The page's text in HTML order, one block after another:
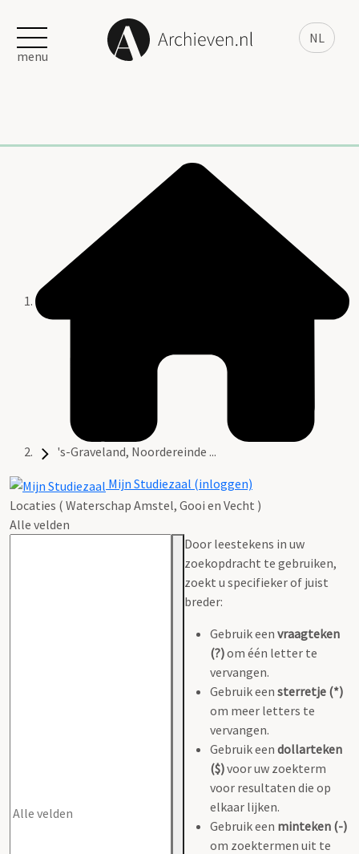
NL
menu
's-Graveland, Noordereinde ...
Mijn Studiezaal (inloggen)
Locaties ( Waterschap Amstel, Gooi en Vecht )
Alle velden
Door leestekens in uw
zoekopdracht te gebruiken,
zoekt u specifieker of juist
breder:
Gebruik een vraagteken
(?)om één letter te
vervangen.
Gebruik een sterretje (*)
om meer letters te
vervangen.
Gebruik een dollarteken
($)voor uw zoekterm
voor resultaten die op
elkaar lijken.
Gebruik een minteken (-)
om zoektermen uit te